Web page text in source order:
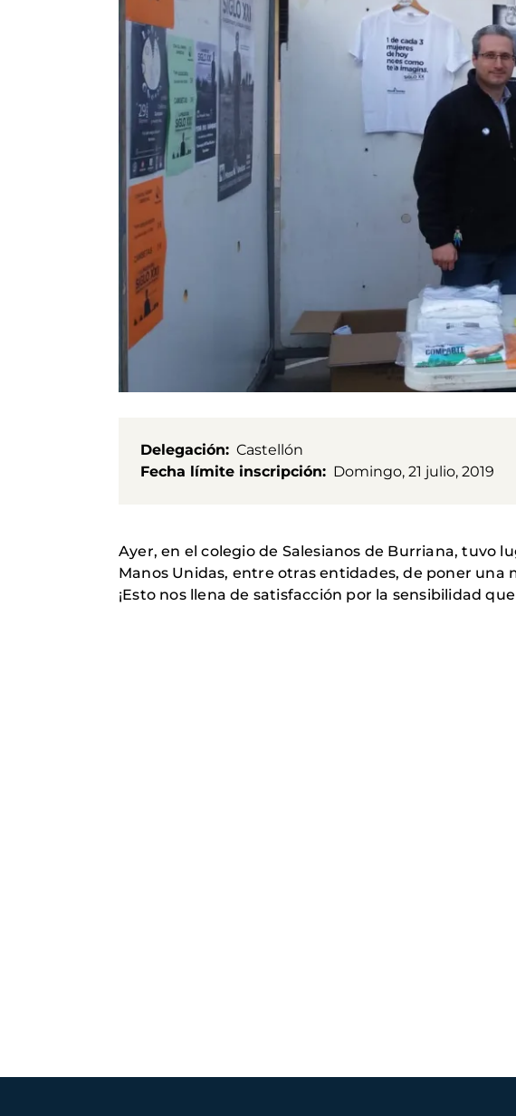
Delegación
Castellón
Fecha límite inscripción
Domingo, 21 julio, 2019
Ayer, en el colegio de Salesianos de Burriana, tuvo
Manos Unidas, entre otras entidades, de poner una
¡Esto nos llena de satisfacción por la sensibilidad